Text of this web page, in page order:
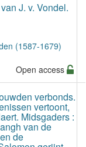
J. v. Vondel.
(1587-1679)
Open access
verbonds.
vertoont,
Midsgaders :
van de
de